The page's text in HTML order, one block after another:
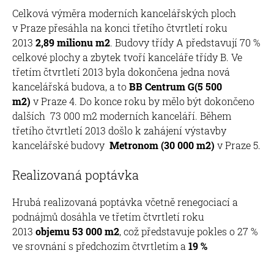
Celková výměra moderních kancelářských ploch
v Praze přesáhla na konci třetího čtvrtletí roku
2013 2,89 milionu m2. Budovy třídy A představují 70 %
celkové plochy a zbytek tvoří kanceláře třídy B. Ve
třetím čtvrtletí 2013 byla dokončena jedna nová
kancelářská budova, a toBB Centrum G(5 500
m2) v Praze 4. Do konce roku by mělo být dokončeno
dalších 73 000 m2 moderních kanceláří. Během
třetího čtvrtletí 2013 došlo k zahájení výstavby
kancelářské budovy Metronom (30 000 m2) v Praze 5.
Realizovaná poptávka
Hrubá realizovaná poptávka včetně renegociací a
podnájmů dosáhla ve třetím čtvrtletí roku
2013 objemu 53 000 m2, což představuje pokles o 27 %
ve srovnání s předchozím čtvrtletím a 19 %